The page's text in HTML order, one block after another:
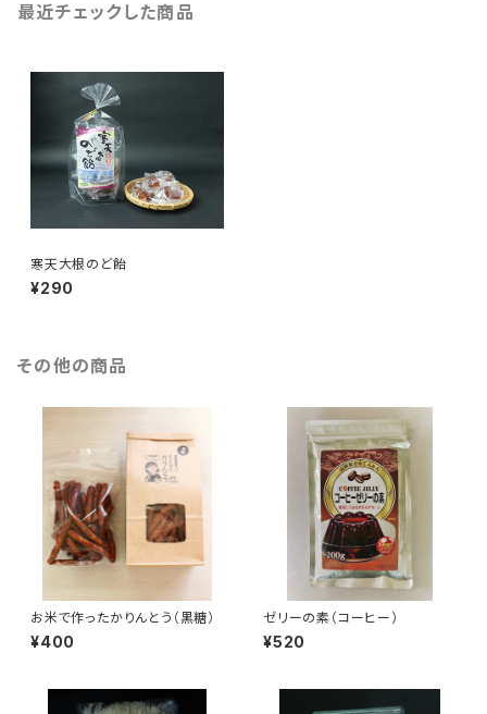
最近チェックした商品
寒天大根のど飴
¥290
その他の商品
お米で作ったかりんとう（黒糖）
¥400
ゼリーの素（コーヒー）
¥520